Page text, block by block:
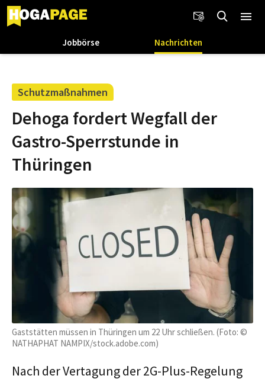
Jobbörse Nachrichten
Schutzmaßnahmen
Dehoga fordert Wegfall der
Gastro-Sperrstunde in
Thüringen
Gaststätten müssen in Thüringen um 22 Uhr schließen. (Foto: ©
NATHAPHAT NAMPIX/stock.adobe.com)
Nach der Vertagung der 2G-Plus-Regelung